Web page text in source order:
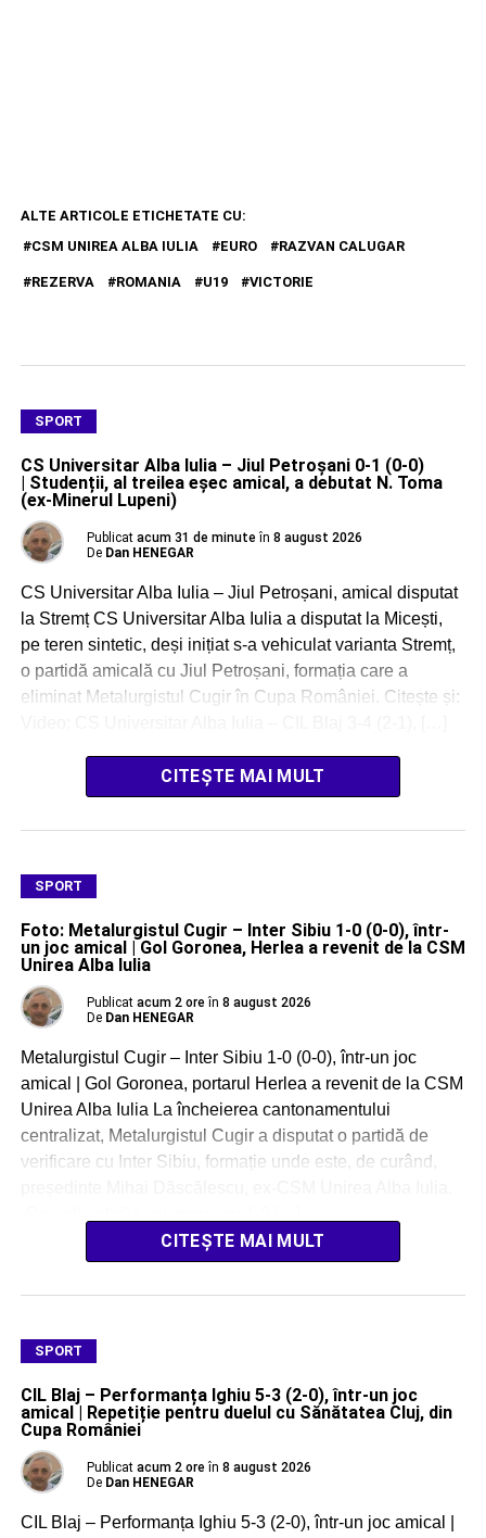
ALTE ARTICOLE ETICHETATE CU:
CSM UNIREA ALBA IULIA
EURO RAZVAN CALUGAR
REZERVA ROMANIA U19 VICTORIE
SPORT
CS Universitar Alba Iulia – Jiul Petroșani 0-1 (0-0)
| Studenții, al treilea eșec amical, a debutat N. Toma
(ex-Minerul Lupeni)
Publicat acum 31 de minute în 8 august 2026
De Dan HENEGAR
CS Universitar Alba Iulia – Jiul Petroșani, amical disputat
la Stremț CS Universitar Alba Iulia a disputat la Micești,
pe teren sintetic, deși inițiat s-a vehiculat varianta Stremț,
o partidă amicală cu Jiul Petroșani, formația care a
eliminat Metalurgistul Cugir în Cupa României. Citește și:
CITEȘTE MAI MULT
SPORT
Foto: Metalurgistul Cugir – Inter Sibiu 1-0 (0-0), într-
un joc amical | Gol Goronea, Herlea a revenit de la CSM
Unirea Alba Iulia
Publicat acum 2 ore în 8 august 2026
De Dan HENEGAR
Metalurgistul Cugir – Inter Sibiu 1-0 (0-0), într-un joc
amical | Gol Goronea, portarul Herlea a revenit de la CSM
Unirea Alba Iulia La încheierea cantonamentului
centralizat, Metalurgistul Cugir a disputat o partidă de
verificare cu Inter Sibiu, formație unde este, de curând,
CITEȘTE MAI MULT
SPORT
CIL Blaj – Performanța Ighiu 5-3 (2-0), într-un joc
amical | Repetiție pentru duelul cu Sănătatea Cluj, din
Cupa României
Publicat acum 2 ore în 8 august 2026
De Dan HENEGAR
CIL Blaj – Performanța Ighiu 5-3 (2-0), într-un joc amical |